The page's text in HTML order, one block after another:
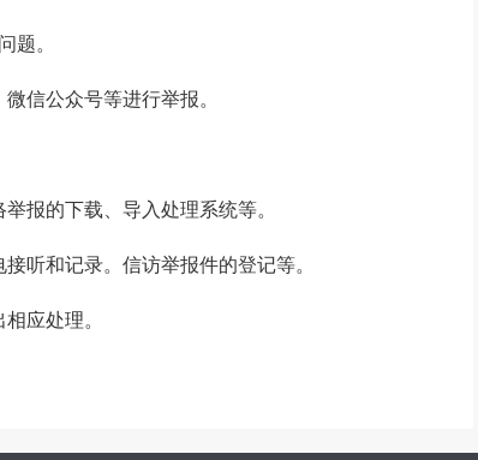
题。
信公众号等进行举报。
报的下载、导入处理系统等。
听和记录。信访举报件的登记等。
应处理。